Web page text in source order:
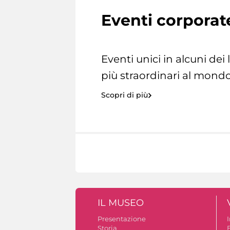
Eventi
Eventi unici in alcuni dei
più straordinari al
Scopri di più
IL MUSEO
Presentazione
Storia